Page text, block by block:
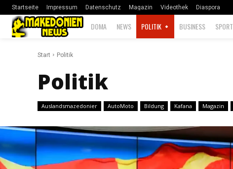
Startseite Impressum Datenschutz Magazin Videothek Diaspora
DOMA NEWS POLITIK BUSINESS SPORT
Start Politik
Politik
Auslandsmazedonier AutoMoto Bildung Kafana Magazin